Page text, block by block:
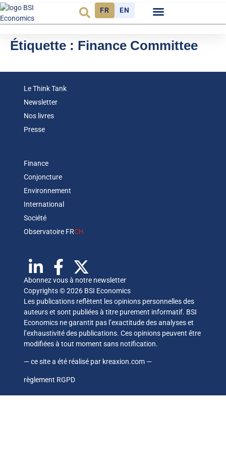
FR EN
Étiquette : Finance Committee
Le Think Tank
Newsletter
Nos livres
Presse
Finance
Conjoncture
Environnement
International
Société
Observatoire FRCH
Abonnez vous à notre newsletter
Copyrights © 2026 BSI Economics
Les publications reflètent les opinions personnelles des
auteurs et sont publiées à titre purement informatif. BSI
Economics ne garantit pas l’exactitude des analyses et
l’exhaustivité des publications. Ces opinions peuvent être
modifiées à tout moment sans notification.
— ce site a été réalisé par kreaxion.com —
règlement RGPD